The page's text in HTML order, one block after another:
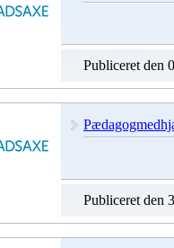
Publiceret den
Publiceret den